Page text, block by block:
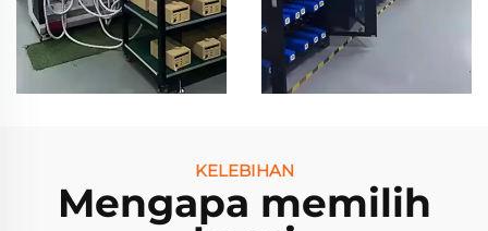
KELEBIHAN
Mengapa memilih